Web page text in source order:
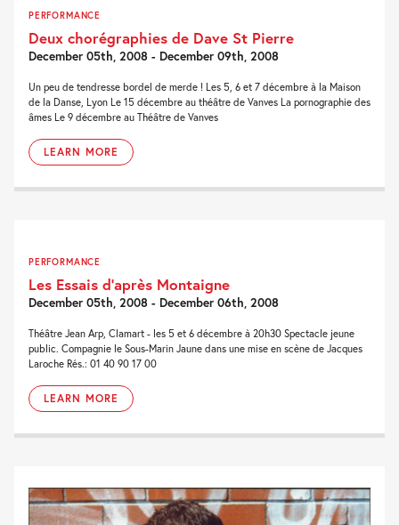
PERFORMANCE
Deux chorégraphies de Dave St Pierre
December 05th, 2008 - December 09th, 2008
Un peu de tendresse bordel de merde ! Les 5, 6 et 7 décembre à la Maison
de la Danse, Lyon Le 15 décembre au théâtre de Vanves La pornographie des
âmes Le 9 décembre au Théâtre de Vanves
LEARN MORE
PERFORMANCE
Les Essais d’après Montaigne
December 05th, 2008 - December 06th, 2008
Théâtre Jean Arp, Clamart - les 5 et 6 décembre à 20h30 Spectacle jeune
public. Compagnie le Sous-Marin Jaune dans une mise en scène de Jacques
Laroche Rés.: 01 40 90 17 00
LEARN MORE